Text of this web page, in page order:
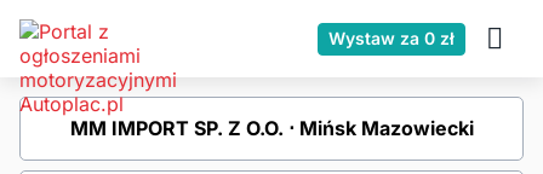
Wystaw za 0 zł
MM IMPORT SP. Z O.O. ⋅ Mińsk Mazowiecki